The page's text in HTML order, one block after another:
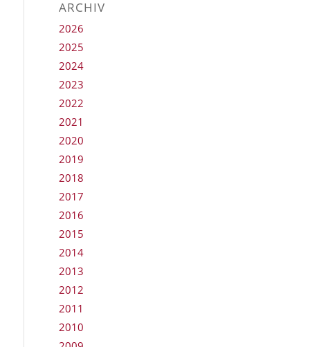
ARCHIV
2026
2025
2024
2023
2022
2021
2020
2019
2018
2017
2016
2015
2014
2013
2012
2011
2010